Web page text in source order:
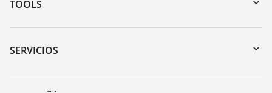
TOOLS
Zona de descarga
Búsqueda por número de serie
DTM Collection/PACTware
SERVICIOS
Devolución de instrumentos